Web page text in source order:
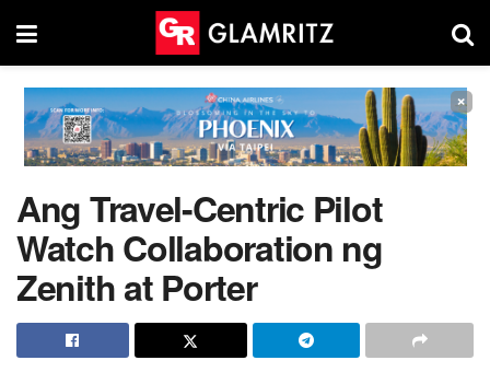
×
Ang Travel-Centric Pilot
Watch Collaboration ng
Zenith at Porter